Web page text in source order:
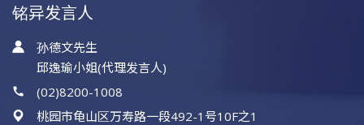
铭异发言人
孙德文先生
邱逸瑜小姐(代理发言人)
(02)8200-1008
桃园市龟山区万寿路一段492-1号10F之1